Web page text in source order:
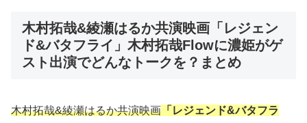
木村拓哉&綾瀬はるか共演映画「レジェン
ド&バタフライ」木村拓哉Flowに濃姫がゲ
スト出演でどんなトークを？まとめ
木村拓哉&綾瀬はるか共演映画 「レジェンド&バタフラ